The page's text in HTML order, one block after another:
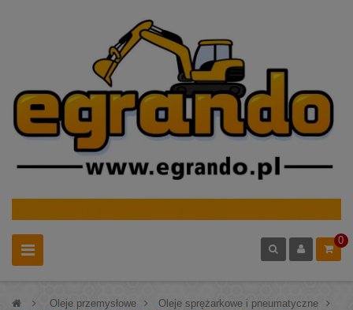
0
> Oleje przemysłowe > Oleje sprężarkowe i pneumatyczne
>